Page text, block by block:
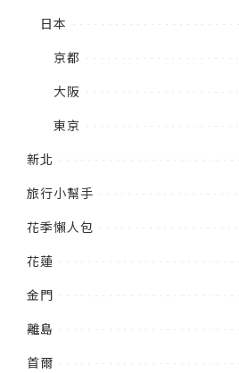
日本
京都
大阪
東京
新北
旅行小幫手
花季懶人包
花蓮
金門
離島
首爾